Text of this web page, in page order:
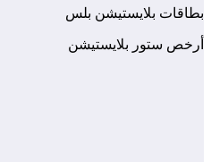
بطاقات بلايستيشن بلس
أرخص ستور بلايستيشن